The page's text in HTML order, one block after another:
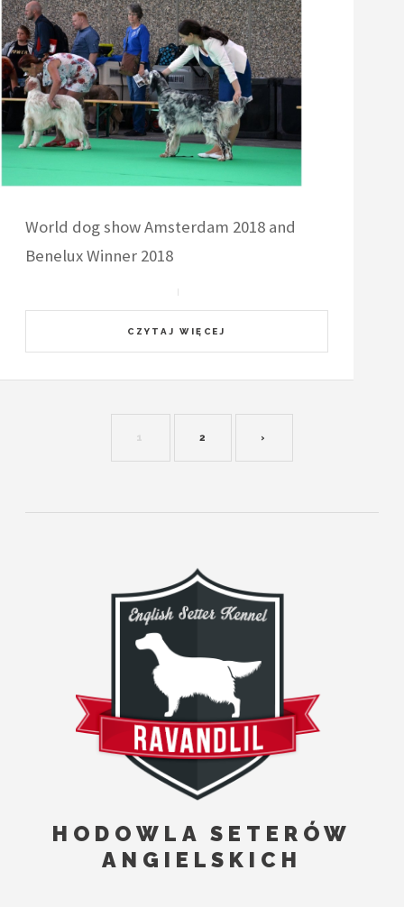
World dog show Amsterdam 2018 and
Benelux Winner 2018
CZYTAJ WIĘCEJ
1 2 ›
HODOWLA SETERÓW
ANGIELSKICH